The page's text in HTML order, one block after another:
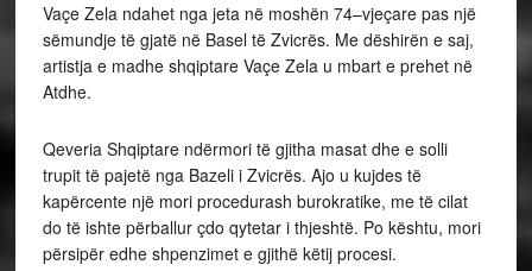
Vaçe Zela ndahet nga jeta në moshën 74–vjeçare pas një
sëmundje të gjatë në Basel të Zvicrës. Me dëshirën e saj,
artistja e madhe shqiptare Vaçe Zela u mbart e prehet në
Atdhe.
Qeveria Shqiptare ndërmori të gjitha masat dhe e solli
trupit të pajetë nga Bazeli i Zvicrës. Ajo u kujdes të
kapërcente një mori procedurash burokratike, me të cilat
do të ishte përballur çdo qytetar i thjeshtë. Po kështu, mori
përsipër edhe shpenzimet e gjithë këtij procesi.